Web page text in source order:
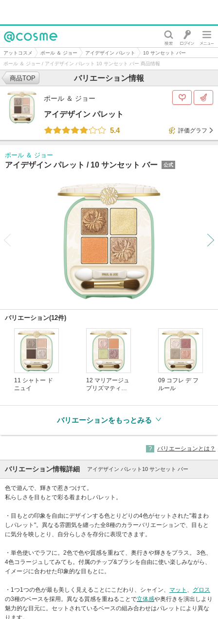
@cosme
アットコスメ ポール ＆ ジョー アイデザイン パレット
10 サンセット バー
ポール ＆ ジョー / アイデザイン パレット 10 サンセット バー 商品情報
バリエーション情報
商品TOP
ポール ＆ ジョー
アイデザイン パレット
5.4
評価グラフ
ポール ＆ ジョー
アイデザイン パレット / 10 サンセット バー 公式
バリエーション(12件)
11 シャトー ド
ニュイ
12 マリアージュ
プリズマティー
09 コフレ デ フ
ルール
バリエーションをもっとみる
バリエーションとは？
バリエーション情報詳細 アイデザイン パレット10 サンセット バー
色で遊んで、輝きで惹きつけて。
私らしさを目もとで彩る着まわしパレット。
・目もとの印象を自由にデザインする色とりどりの4色がセットされた"着まわ
しパレット"。異なる雰囲気を纏った全8種のカラーバリエーションで、目もと
に気分を映しとり、自分らしさを存分に表現できます。
・単色使いでラフに。2色で色や質感を重ねて、奥行きや輝きをプラス。 3色、
4色コラージュしてみても。付属のチップ&ブラシを自由に使い楽しみながら、
イメージに合わせた印象的な目もとに。
・1つ1つの色が最も美しく見えることにこだわり、シャイン、 マット 、 グロス
の3種のベースを採用。異なる質感を重ねることで立体感や奥行きを演出しより
魅力的な目元に。セットされているベースの組み合わせはパレットにより異な
ります。